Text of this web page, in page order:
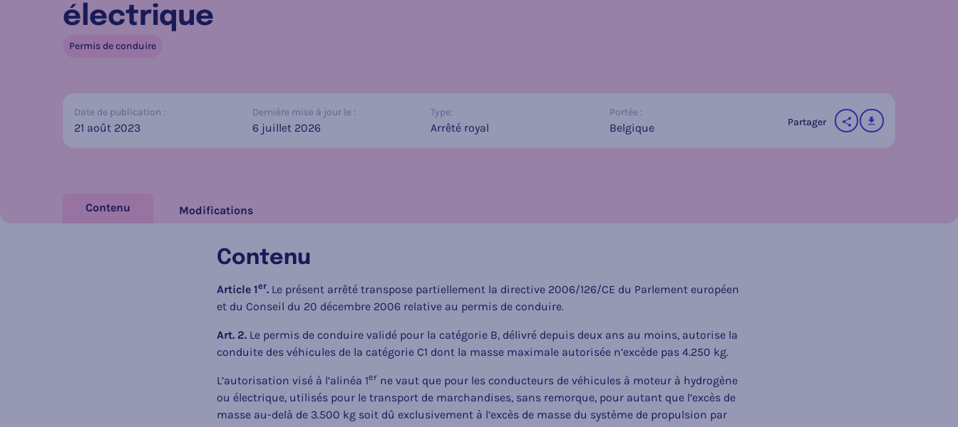
électrique
Permis de conduire
Date de publication :
21 août 2023
Dernière mise à jour le :
6 juillet 2026
Type:
Arrêté royal
Portée :
Belgique Partager télécharger
Contenu Modifications
Contenu
Article 1er. Le présent arrêté transpose partiellement la directive 2006/126/CE du Parlement européen
et du Conseil du 20 décembre 2006 relative au permis de conduire.
Art. 2. Le permis de conduire validé pour la catégorie B, délivré depuis deux ans au moins, autorise la
conduite des véhicules de la catégorie C1 dont la masse maximale autorisée n’excède pas 4.250 kg.
L’autorisation visé à l’alinéa 1er ne vaut que pour les conducteurs de véhicules à moteur à hydrogène
ou électrique, utilisés pour le transport de marchandises, sans remorque, pour autant que l’excès de
masse au-delà de 3.500 kg soit dû exclusivement à l’excès de masse du système de propulsion par